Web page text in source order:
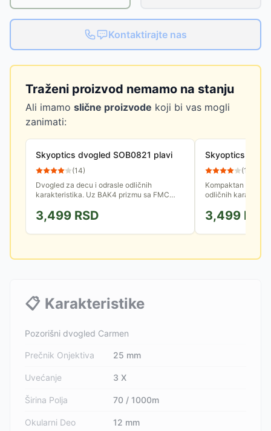
Kontaktirajte nas
Traženi proizvod nemamo na stanju
Ali imamo slične proizvode koji bi vas mogli
zanimati:
Skyoptics dvogled SOB0821 plavi
(14)
Dvogled za decu i odrasle odličnih
karakteristika. Uz BAK4 prizmu sa FMC
sporta, u pozorištu ili bilo kojoj...
3,499 RSD
Skyoptics
(10
Kompaktan
odličnih
3,499 RSD
📋 Karakteristike
Pozorišni dvogled Carmen
Prečnik Onjektiva 25 mm
Uvećanje 3 X
Širina Polja 70 / 1000m
Okularni Deo 12 mm